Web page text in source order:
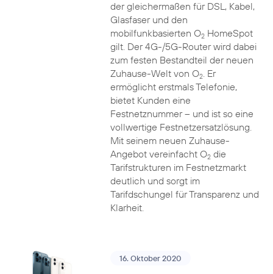
der gleichermaßen für DSL, Kabel,
Glasfaser und den
mobilfunkbasierten O2HomeSpot
gilt. Der 4G-/5G-Router wird dabei
zum festen Bestandteil der neuen
Zuhause-Welt von O2. Er
ermöglicht erstmals Telefonie,
bietet Kunden eine
Festnetznummer – und ist so eine
vollwertige Festnetzersatzlösung.
Mit seinem neuen Zuhause-
Angebot vereinfacht O2die
Tarifstrukturen im Festnetzmarkt
deutlich und sorgt im
Tarifdschungel für Transparenz und
Klarheit.
16. Oktober 2020